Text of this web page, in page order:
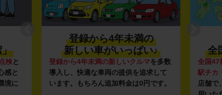
」
検と
感と
境に
登録から4年未満の
新しい車がいっぱい♪
登録から4年未満の新しいクルマを多数
導入し、快適な車両の提供を追求して
います。もちろん追加料金は0円です。
全
全国47
駅チカ
店舗で